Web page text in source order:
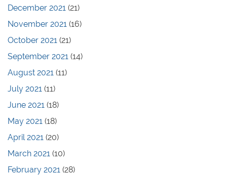
December 2021 (21)
November 2021 (16)
October 2021 (21)
September 2021 (14)
August 2021 (11)
July 2021 (11)
June 2021 (18)
May 2021 (18)
April 2021 (20)
March 2021 (10)
February 2021 (28)